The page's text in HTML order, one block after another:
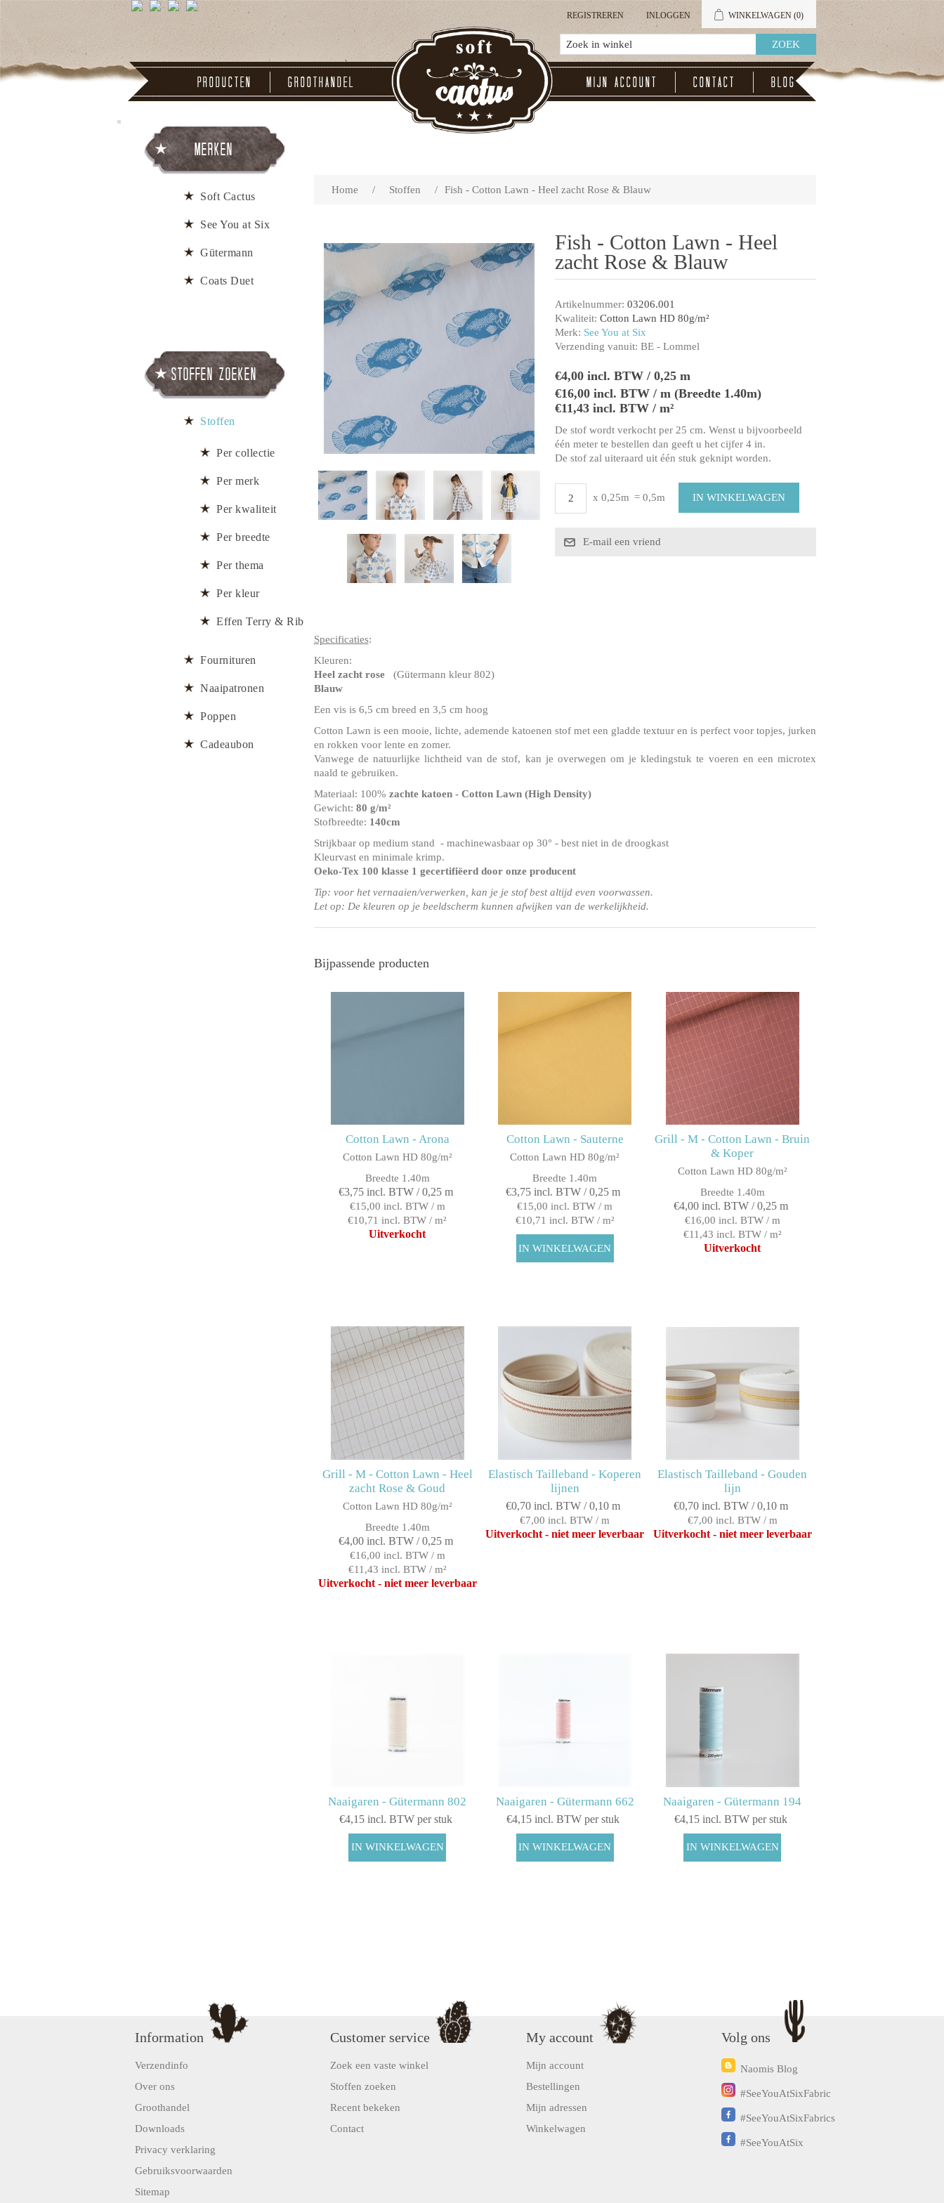
REGISTREREN INLOGGEN WINKELWAGEN (0)
Producten Groothandel Mijn account Contact Blog
Home / Stoffen / Fish - Cotton Lawn - Heel zacht Rose & Blauw
Fish - Cotton Lawn - Heel
zacht Rose & Blauw
Artikelnummer: 03206.001
Kwaliteit: Cotton Lawn HD 80g/m²
Merk: See You at Six
Verzending vanuit: BE - Lommel
€4,00 incl. BTW / 0,25 m
€16,00 incl. BTW / m (Breedte 1.40m)
€11,43 incl. BTW / m²
De stof wordt verkocht per 25 cm. Wenst u bijvoorbeeld
één meter te bestellen dan geeft u het cijfer 4 in.
De stof zal uiteraard uit één stuk geknipt worden.
x 0,25m = 0,5m
Specificaties:
Kleuren:
Heel zacht rose
(Gütermann kleur 802)
Blauw
Een vis is 6,5 cm breed en 3,5 cm hoog
Cotton Lawn is een mooie, lichte, ademende katoenen stof met een gladde textuur en is perfect voor topjes, jurken
en rokken voor lente en zomer.
Vanwege de natuurlijke lichtheid van de stof, kan je overwegen om je kledingstuk te voeren en een microtex
naald te gebruiken.
Materiaal: 100% zachte katoen - Cotton Lawn (High Density)
Gewicht: 80 g/m²
Stofbreedte: 140cm
Strijkbaar op medium stand - machinewasbaar op 30° - best niet in de droogkast
Kleurvast en minimale krimp.
Oeko-Tex 100 klasse 1 gecertifiëerd door onze producent
Tip: voor het vernaaien/verwerken, kan je je stof best altijd even voorwassen.
Let op: De kleuren op je beeldscherm kunnen afwijken van de werkelijkheid.
Bijpassende producten
Cotton Lawn - Arona
Cotton Lawn HD 80g/m²
Breedte 1.40m
€3,75 incl. BTW / 0,25 m
€15,00 incl. BTW / m
€10,71 incl. BTW / m²
Uitverkocht
Cotton Lawn - Sauterne
Cotton Lawn HD 80g/m²
Breedte 1.40m
€3,75 incl. BTW / 0,25 m
€15,00 incl. BTW / m
€10,71 incl. BTW / m²
Grill - M - Cotton Lawn - Bruin
& Koper
Cotton Lawn HD 80g/m²
Breedte 1.40m
€4,00 incl. BTW / 0,25 m
€16,00 incl. BTW / m
€11,43 incl. BTW / m²
Uitverkocht
Grill - M - Cotton Lawn - Heel
zacht Rose & Goud
Cotton Lawn HD 80g/m²
Breedte 1.40m
€4,00 incl. BTW / 0,25 m
€16,00 incl. BTW / m
€11,43 incl. BTW / m²
Uitverkocht - niet meer leverbaar
Elastisch Tailleband - Koperen
lijnen
€0,70 incl. BTW / 0,10 m
€7,00 incl. BTW / m
Uitverkocht - niet meer leverbaar
Elastisch Tailleband - Gouden
lijn
€0,70 incl. BTW / 0,10 m
€7,00 incl. BTW / m
Uitverkocht - niet meer leverbaar
Naaigaren - Gütermann 802
€4,15 incl. BTW per stuk
Naaigaren - Gütermann 662
€4,15 incl. BTW per stuk
Naaigaren - Gütermann 194
€4,15 incl. BTW per stuk
Merken
Soft Cactus
See You at Six
Gütermann
Coats Duet
Stoffen zoeken
Stoffen
Per collectie
Per merk
Per kwaliteit
Per breedte
Per thema
Per kleur
Effen Terry & Rib
Fournituren
Naaipatronen
Poppen
Cadeaubon
Information
Verzendinfo
Over ons
Groothandel
Downloads
Privacy verklaring
Gebruiksvoorwaarden
Sitemap
Customer service
Zoek een vaste winkel
Stoffen zoeken
Recent bekeken
Contact
My account
Mijn account
Bestellingen
Mijn adressen
Winkelwagen
Volg ons
Naomis Blog
#SeeYouAtSixFabric
#SeeYouAtSixFabrics
#SeeYouAtSix